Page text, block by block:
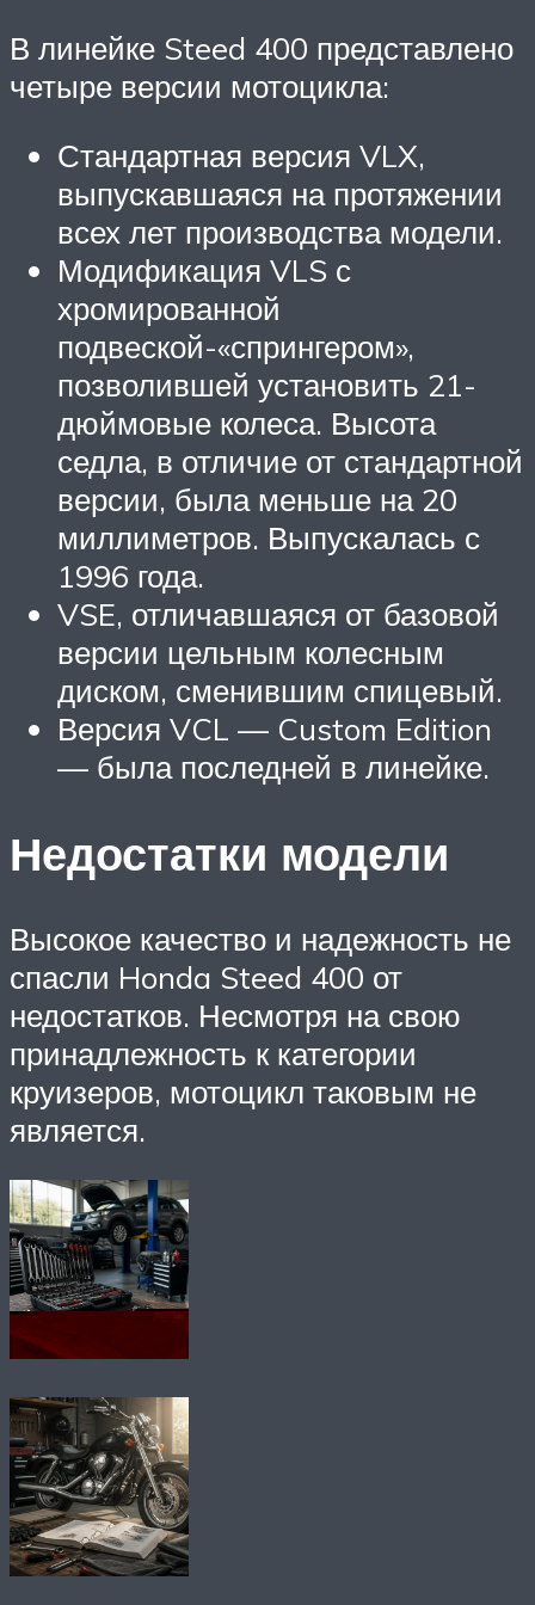
В линейке Steed 400 представлено
четыре версии мотоцикла:
Стандартная версия VLX,
выпускавшаяся на протяжении
всех лет производства модели.
Модификация VLS с
хромированной
подвеской-«спрингером»,
позволившей установить 21-
дюймовые колеса. Высота
седла, в отличие от стандартной
версии, была меньше на 20
миллиметров. Выпускалась с
1996 года.
VSE, отличавшаяся от базовой
версии цельным колесным
диском, сменившим спицевый.
Версия VCL — Custom Edition
— была последней в линейке.
Недостатки модели
Высокое качество и надежность не
спасли Honda Steed 400 от
недостатков. Несмотря на свою
принадлежность к категории
круизеров, мотоцикл таковым не
является.